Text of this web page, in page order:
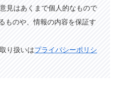
見はあくまで個人的なもので
ものや、情報の内容を保証す
り扱いはプライバシーポリシ